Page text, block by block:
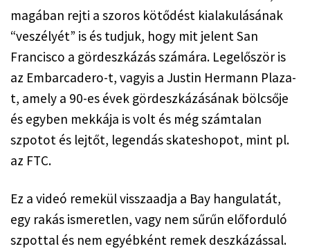
magában rejti a szoros kötődést kialakulásának
“veszélyét” is és tudjuk, hogy mit jelent San
Francisco a gördeszkázás számára. Legelőször is
az Embarcadero-t, vagyis a Justin Hermann Plaza-
t, amely a 90-es évek gördeszkázásának bölcsője
és egyben mekkája is volt és még számtalan
szpotot és lejtőt, legendás skateshopot, mint pl.
az FTC.
Ez a videó remekül visszaadja a Bay hangulatát,
egy rakás ismeretlen, vagy nem sűrűn előforduló
szpottal és nem egyébként remek deszkázással.